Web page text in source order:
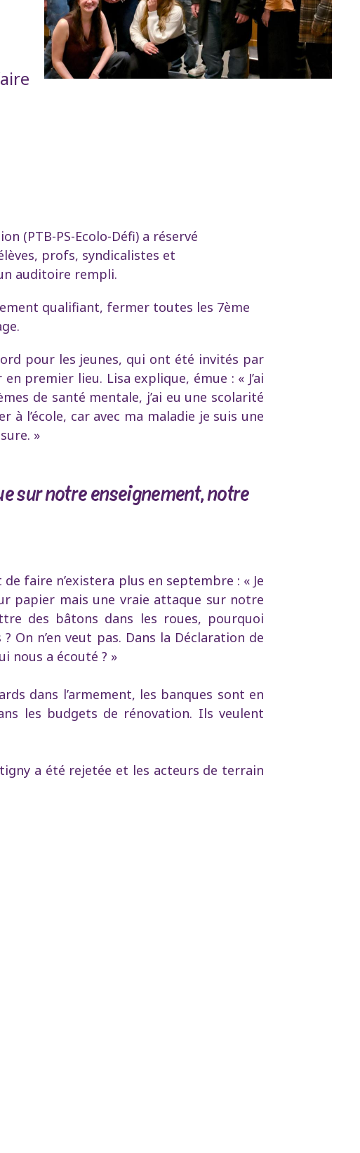
(PTB-PS-Ecolo-Défi) a réservé
profs, syndicalistes et
auditoire rempli.
qualifiant, fermer toutes les 7ème
pour les jeunes, qui ont été invités par
premier lieu. Lisa explique, émue : « J’ai
de santé mentale, j’ai eu une scolarité
l’école, car avec ma maladie je suis une
»
sur notre enseignement, notre
faire n’existera plus en septembre : « Je
papier mais une vraie attaque sur notre
des bâtons dans les roues, pourquoi
On n’en veut pas. Dans la Déclaration de
nous a écouté ? »
dans l’armement, les banques sont en
les budgets de rénovation. Ils veulent
a été rejetée et les acteurs de terrain